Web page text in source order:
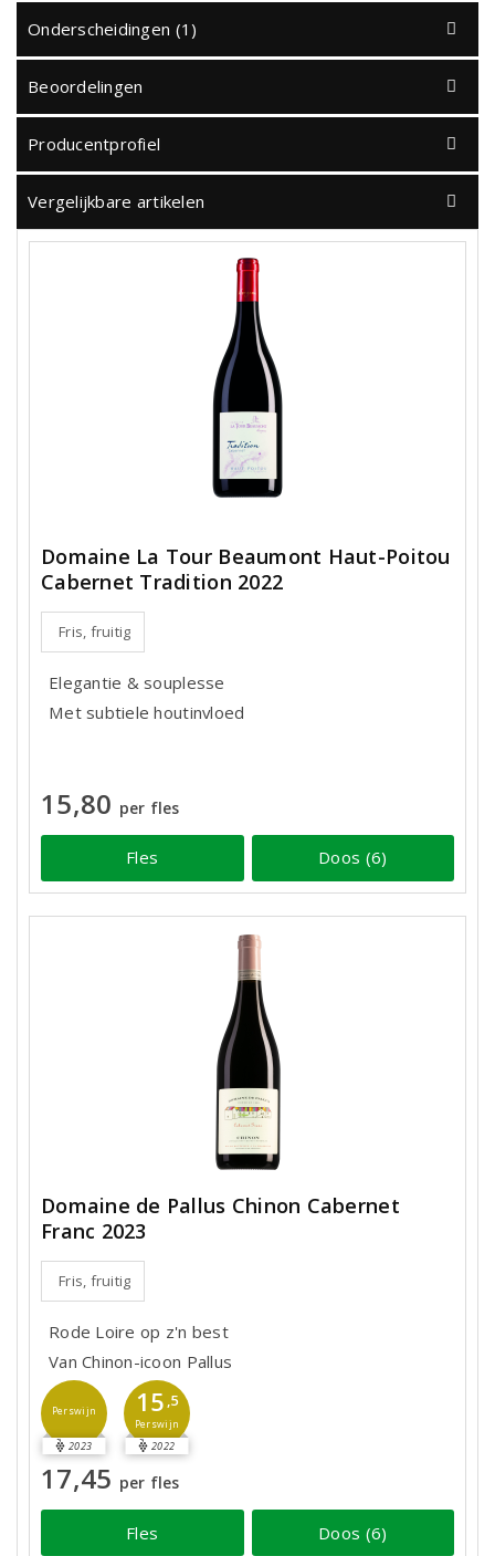
Onderscheidingen (1)
Beoordelingen
Producentprofiel
Vergelijkbare artikelen
Domaine La Tour Beaumont Haut-Poitou
Cabernet Tradition 2022
Fris, fruitig
Elegantie & souplesse
Met subtiele houtinvloed
15,80 per fles
Fles Doos (6)
Domaine de Pallus Chinon Cabernet
Franc 2023
Fris, fruitig
Rode Loire op z'n best
Van Chinon-icoon Pallus
Perswijn
2023
15 ,5
Perswijn
2022
17,45 per fles
Fles Doos (6)